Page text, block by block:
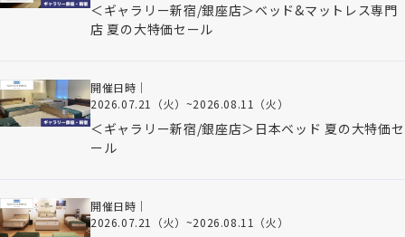
＜ギャラリー新宿/銀座店＞ベッド&マットレス専門
店 夏の大特価セール
開催日時｜
2026.07.21（火） ~2026.08.11（火）
＜ギャラリー新宿/銀座店＞日本ベッド 夏の大特価セ
ール
開催日時｜
2026.07.21（火） ~2026.08.11（火）